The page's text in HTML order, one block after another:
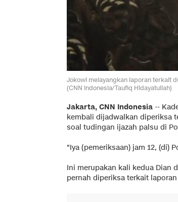
Jokowi melayangkan laporan terkait
(CNN Indonesia/Taufiq Hidayatullah)
Jakarta, CNN Indonesia --
kembali dijadwalkan diperiksa
soal tudingan ijazah palsu di
"Iya (pemeriksaan) jam 12, (di)
Ini merupakan kali kedua Dian
pernah diperiksa terkait